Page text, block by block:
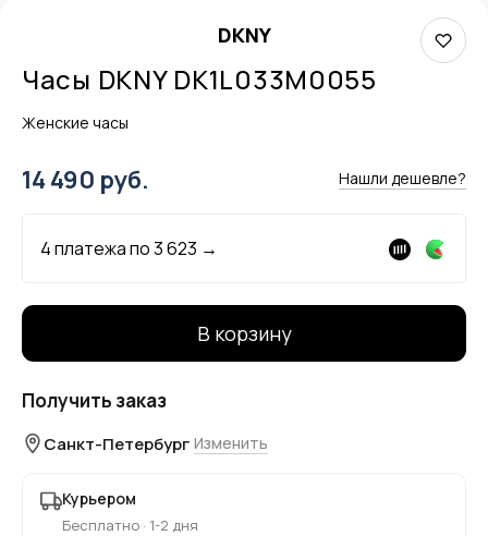
DKNY
Часы DKNY DK1L033M0055
Женские часы
14 490 руб. Нашли дешевле?
4 платежа по3 623 →
В корзину
Получить заказ
Санкт-Петербург Изменить
Курьером
Бесплатно · 1-2 дня